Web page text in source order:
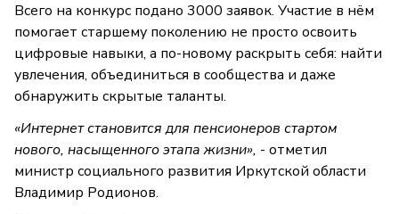
Всего на конкурс подано 3000 заявок. Участие в нём
помогает старшему поколению не просто освоить
цифровые навыки, а по-новому раскрыть себя: найти
увлечения, объединиться в сообщества и даже
обнаружить скрытые таланты.
«Интернет становится для пенсионеров стартом
нового, насыщенного этапа жизни», - отметил
министр социального развития Иркутской области
Владимир Родионов.